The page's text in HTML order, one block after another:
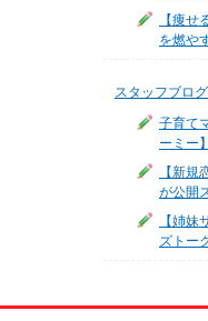
【痩
を燃や
スタッフブログ
子育て
ーミー
【新
が公開
【姉
ズトー